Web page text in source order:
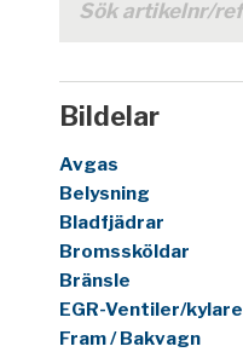
Bildelar
Avgas
Belysning
Bladfjädrar
Bromssköldar
Bränsle
EGR-Ventiler/kylare
Fram / Bakvagn